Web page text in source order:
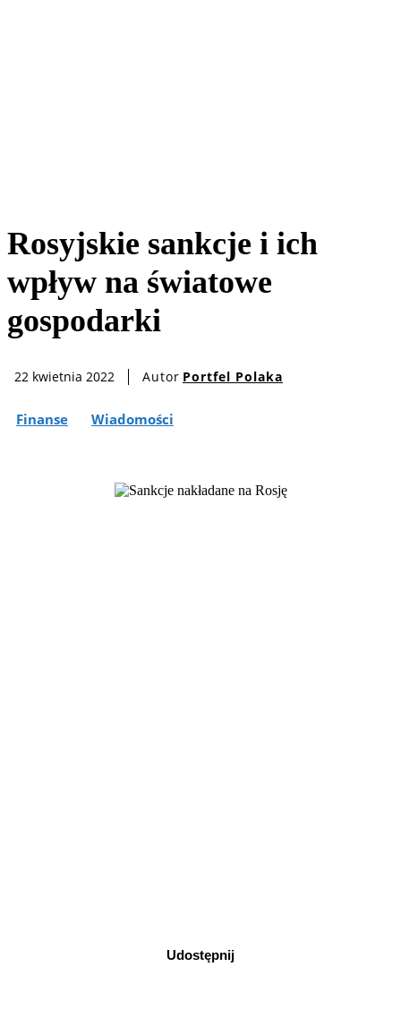
Rosyjskie sankcje i ich
wpływ na światowe
gospodarki
22 kwietnia 2022 Autor Portfel Polaka
Finanse Wiadomości
Udostępnij